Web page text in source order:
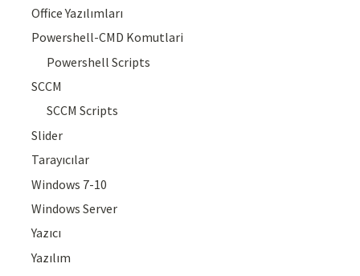
Office Yazılımları
Powershell-CMD Komutlari
Powershell Scripts
SCCM
SCCM Scripts
Slider
Tarayıcılar
Windows 7-10
Windows Server
Yazıcı
Yazılım